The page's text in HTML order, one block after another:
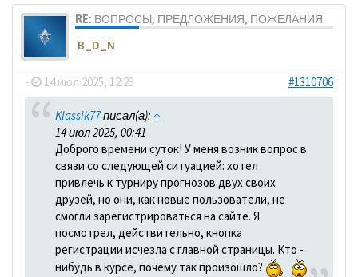
RE: ВОПРОСЫ, ПРЕДЛОЖЕНИЯ, ПОЖЕЛАНИЯ
B_D_N
- 14 июл 2025, 12:23 #1310706
Klassik77писал(а): ↑
14 июл 2025, 00:41
Доброго времени суток! У меня возник вопрос в
связи со следующей ситуацией: хотел
привлечь к турниру прогнозов двух своих
друзей, но они, как новые пользователи, не
смогли зарегистрироваться на сайте. Я
посмотрел, действительно, кнопка
регистрации исчезла с главной страницы. Кто -
нибудь в курсе, почему так произошло?